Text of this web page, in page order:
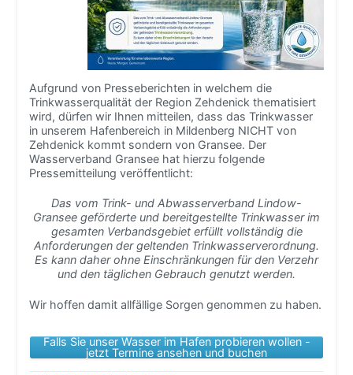
Aufgrund von Presseberichten in welchem die
Trinkwasserqualität der Region Zehdenick thematisiert
wird, dürfen wir Ihnen mitteilen, dass das Trinkwasser
in unserem Hafenbereich in Mildenberg NICHT von
Zehdenick kommt sondern von Gransee. Der
Wasserverband Gransee hat hierzu folgende
Pressemitteilung veröffentlicht:
Das vom Trink- und Abwasserverband Lindow-
Gransee geförderte und bereitgestellte Trinkwasser im
gesamten Verbandsgebiet erfüllt vollständig die
Anforderungen der geltenden Trinkwasserverordnung.
Es kann daher ohne Einschränkungen für den Verzehr
und den täglichen Gebrauch genutzt werden.
Wir hoffen damit allfällige Sorgen genommen zu haben.
Falls Sie unser Wasser im Hafen probieren wollen -
jetzt Termine ansehen und buchen